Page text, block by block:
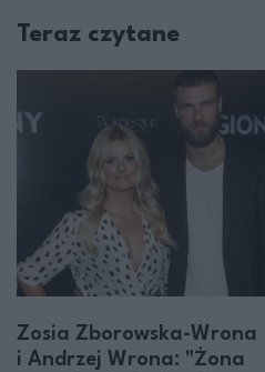
Teraz czytane
Zosia Zborowska-Wrona
i Andrzej Wrona: "Żona